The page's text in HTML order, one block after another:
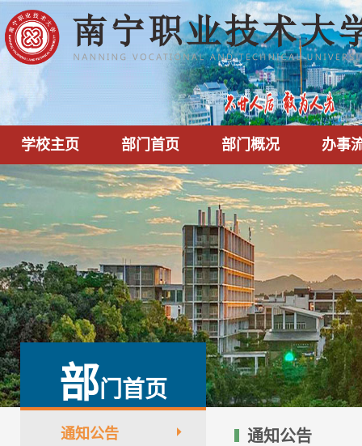
学校主页 部门首页 部门概况 办事
部门首页
通知公告 通知公告